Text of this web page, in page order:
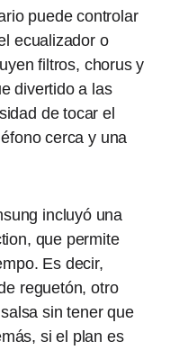
puede controlar
ecualizador o
filtros, chorus y
divertido a las
de tocar el
cerca y una
incluyó una
que permite
Es decir,
reguetón, otro
sin tener que
si el plan es